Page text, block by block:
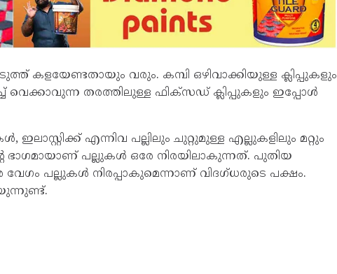
കളയേണ്ടതായും വരും. കമ്പി ഒഴിവാക്കിയുള്ള ക്ലിപ്പുകളും
വെക്കാവുന്ന തരത്തിലുള്ള ഫിക്‌സഡ് ക്ലിപ്പുകളും ഇപ്പോള്‍
ഇലാസ്റ്റിക്ക് എന്നിവ പല്ലിലും ചുറ്റുമുള്ള എല്ലുകളിലും മറ്റും
ഭാഗമായാണ് പല്ലുകള്‍ ഒരേ നിരയിലാകുന്നത്. പുതിയ
വേഗം പല്ലുകള്‍ നിരപ്പാകുമെന്നാണ് വിദഗ്ധരുടെ പക്ഷം.